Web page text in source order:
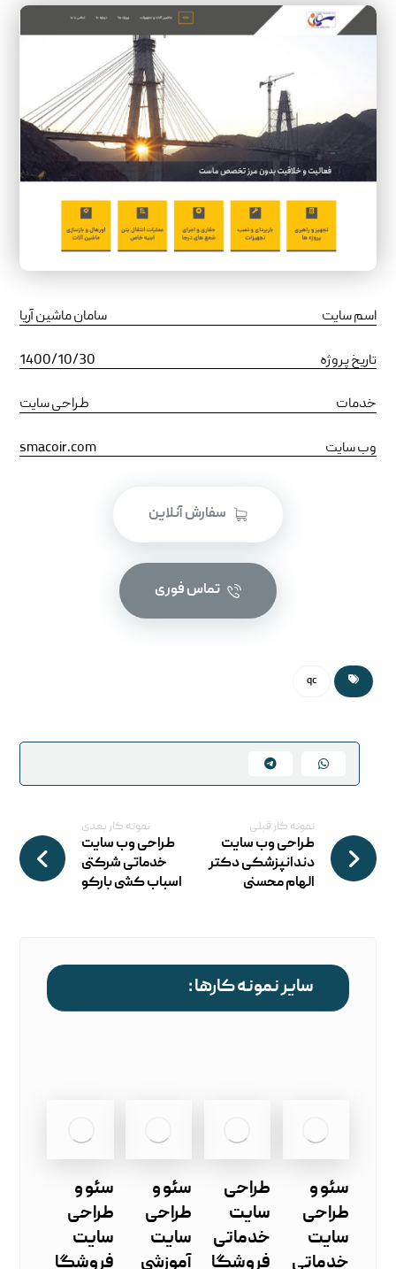
اسم سایت سامان ماشین آریا
تاریخ پروژه 1400/10/30
خدمات طراحی سایت
وب سایت smacoir.com
سفارش آنلاین
تماس فوری
qc
نمونه کار قبلی
طراحی وب سایت
دندانپزشکی دکتر
الهام محسنی
نمونه کار بعدی
طراحی وب سایت
خدماتی شرکتی
اسباب کشی بارکو
سایر نمونه کارها :
سئو و
طراحی
سایت
خدماتی
طراحی
سایت
خدماتی
فروشگا
سئو و
طراحی
سایت
آموزشی
سئو و
طراحی
سایت
فروشگا